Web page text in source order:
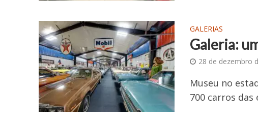
GALERIAS
Galeria:
28 de dezembro
Museu no
700 carros das